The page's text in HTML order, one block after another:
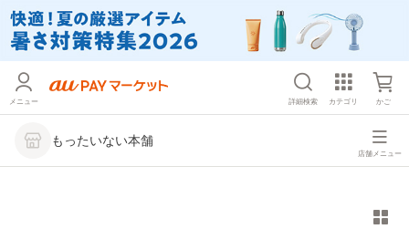
メニュー 詳細検索 カテゴリ かご
もったいない本舗
店舗メニュー